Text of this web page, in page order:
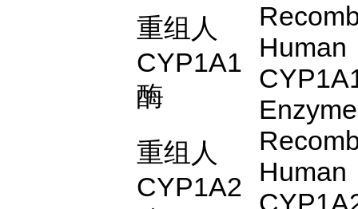
重组人
CYP1A1
酶
Human
Enzyme
重组人
CYP1A2
Human